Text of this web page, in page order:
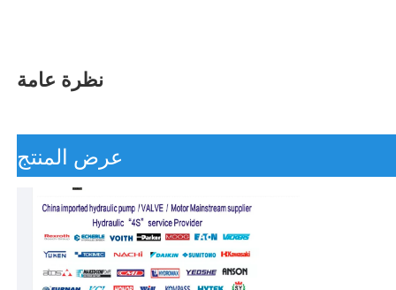
نظرة عامة
عرض المنتج